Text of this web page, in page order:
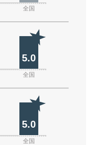
全国
5.0
全国
5.0
全国